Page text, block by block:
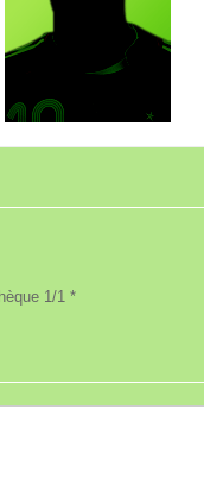
1/1 *